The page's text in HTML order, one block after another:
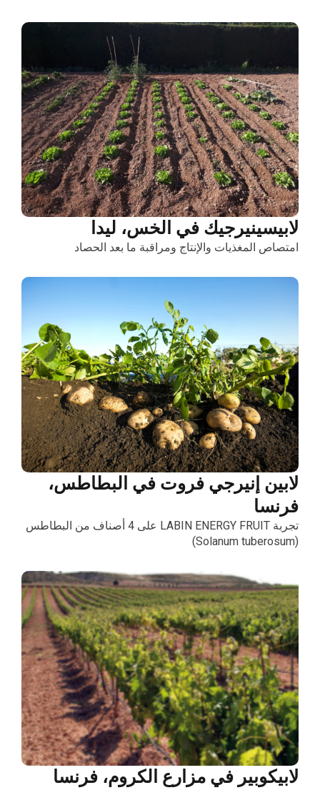
لابيسينيرجيك في الخس، ليدا
امتصاص المغذيات والإنتاج ومراقبة ما بعد الحصاد
لابين إنيرجي فروت في البطاطس،
فرنسا
تجربة LABIN ENERGY FRUIT على 4 أصناف من البطاطس
(Solanum tuberosum)
لابيكوبير في مزارع الكروم، فرنسا